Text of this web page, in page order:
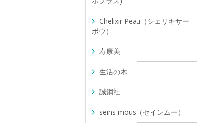
Chelixir Peau（シェリキサー
ポウ）
寿康美
生活の木
誠鋼社
seins mous（セインムー）